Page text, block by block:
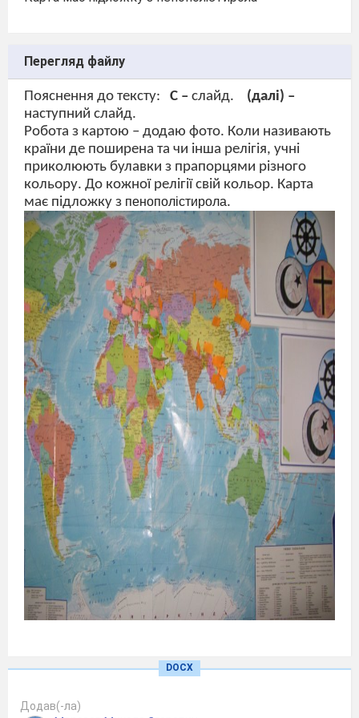
Перегляд файлу
Пояснення до тексту: С – слайд.
(далі) –
наступний слайд.
Робота з картою – додаю фото. Коли називають
країни де поширена та чи інша релігія, учні
приколюють булавки з прапорцями різного
кольору. До кожної релігії свій кольор. Карта
має підложку з пенополістирола.
С. Християнство(далі)
DOCX
Додав(-ла)